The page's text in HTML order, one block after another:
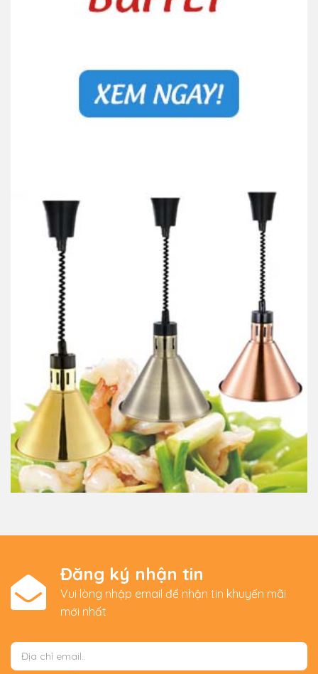
Đăng ký nhận tin
Vui lòng nhập email để nhận tin khuyến mãi
mới nhất